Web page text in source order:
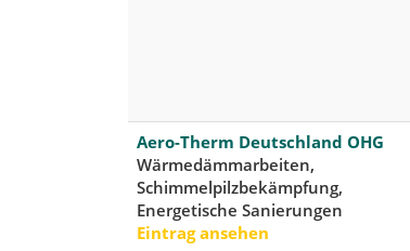
Aero-Therm Deutschland OHG
Wärmedämmarbeiten,
Schimmelpilzbekämpfung,
Energetische Sanierungen
Eintrag ansehen